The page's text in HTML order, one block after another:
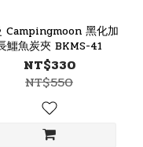
黑化加
鱷魚炭夾 BKMS-41
NT$330
NT$550